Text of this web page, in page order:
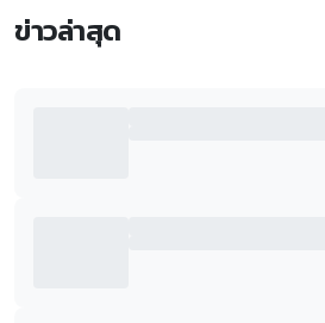
ข่าวล่าสุด